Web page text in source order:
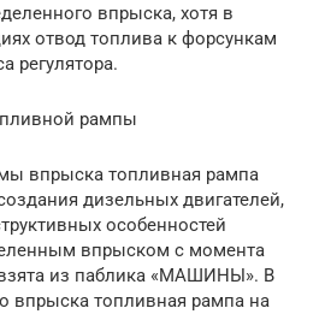
впрыска, хотя в
отвод топлива к форсункам
регулятора.
рампы
впрыска топливная рампа
дизельных двигателей,
особенностей
впрыском с момента
взята из паблика «МАШИНЫ». В
впрыска топливная рампа на